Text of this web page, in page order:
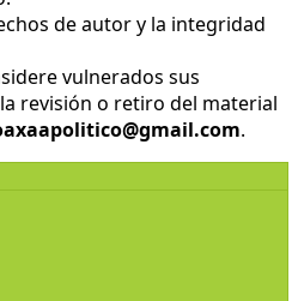
de autor y la integridad
vulnerados sus
revisión o retiro del material
.